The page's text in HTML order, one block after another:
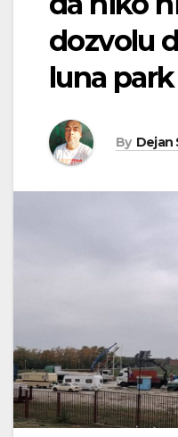
dozvolu
luna park
By Dejan